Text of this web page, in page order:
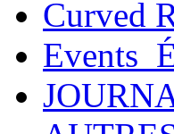
Curved